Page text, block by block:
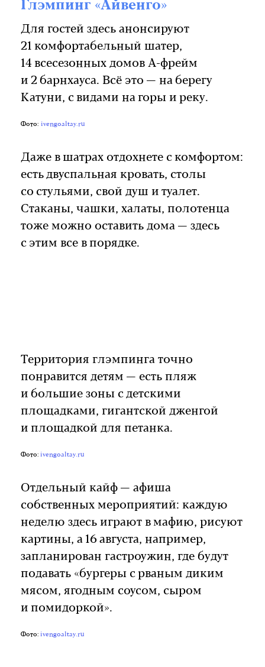
Глэмпинг «Айвенго»
Для гостей здесь анонсируют
21 комфортабельный шатер,
14 всесезонных домов А-фрейм
и 2 барнхауса. Всё это — на берегу
Катуни, с видами на горы и реку.
Фото: ivengoaltay.ru
Даже в шатрах отдохнете с комфортом:
есть двуспальная кровать, столы
со стульями, свой душ и туалет.
Стаканы, чашки, халаты, полотенца
тоже можно оставить дома — здесь
с этим все в порядке.
Территория глэмпинга точно
понравится детям — есть пляж
и большие зоны с детскими
площадками, гигантской дженгой
и площадкой для петанка.
Фото: ivengoaltay.ru
Отдельный кайф — афиша
собственных мероприятий: каждую
неделю здесь играют в мафию, рисуют
картины, а 16 августа, например,
запланирован гастроужин, где будут
подавать «бургеры с рваным диким
мясом, ягодным соусом, сыром
и помидоркой».
Фото: ivengoaltay.ru